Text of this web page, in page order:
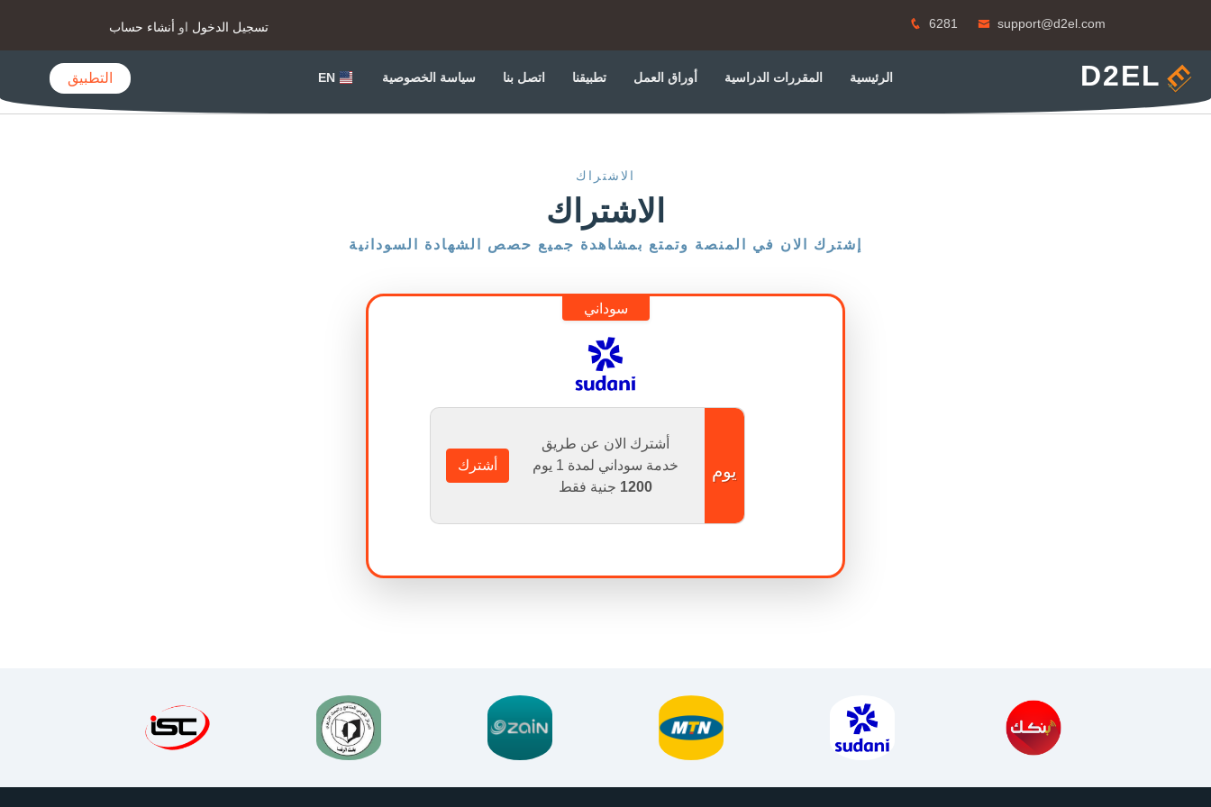
support@d2el.com
6281 تسجيل الدخول او أنشاء حساب
D2EL الرئيسية المقررات الدراسية أوراق العمل تطبيقنا اتصل بنا سياسة الخصوصية EN التطبيق
الاشتراك
الاشتراك
إشترك الان في المنصة وتمتع بمشاهدة جميع حصص الشهادة السودانية
سوداني
يوم
أشترك الان عن طريق
خدمة سوداني لمدة 1 يوم
1200 جنية فقط
أشترك